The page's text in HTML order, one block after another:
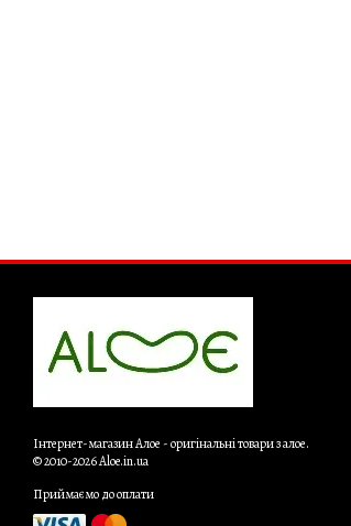
Інтернет-магазин Алое - оригінальні товари з алое.
© 2010-2026 Aloe.in.ua
Приймаємо до оплати